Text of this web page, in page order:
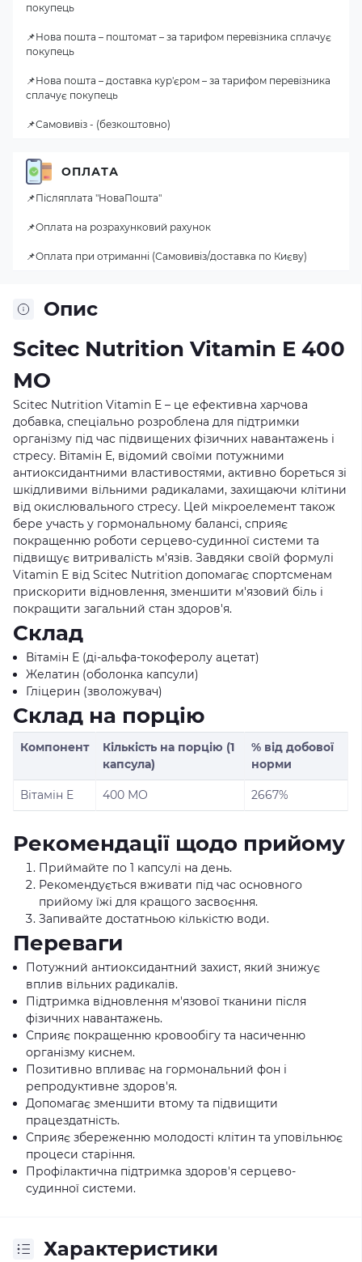
Опис
Scitec Nutrition Vitamin E 400
МО
Scitec Nutrition Vitamin E – це ефективна харчова
добавка, спеціально розроблена для підтримки
організму під час підвищених фізичних навантажень і
стресу. Вітамін Е, відомий своїми потужними
антиоксидантними властивостями, активно бореться зі
шкідливими вільними радикалами, захищаючи клітини
від окислювального стресу. Цей мікроелемент також
бере участь у гормональному балансі, сприяє
покращенню роботи серцево-судинної системи та
підвищує витривалість м'язів. Завдяки своїй формулі
Vitamin E від Scitec Nutrition допомагає спортсменам
прискорити відновлення, зменшити м'язовий біль і
покращити загальний стан здоров'я.
Склад
Вітамін Е (ді-альфа-токоферолу ацетат)
Желатин (оболонка капсули)
Гліцерин (зволожувач)
Склад на порцію
Компонент
Кількість на порцію (1
капсула)
% від добової
норми
Вітамін E 400 МО 2667%
Рекомендації щодо прийому
Приймайте по 1 капсулі на день.
Рекомендується вживати під час основного
прийому їжі для кращого засвоєння.
Запивайте достатньою кількістю води.
Переваги
Потужний антиоксидантний захист, який знижує
вплив вільних радикалів.
Підтримка відновлення м'язової тканини після
фізичних навантажень.
Сприяє покращенню кровообігу та насиченню
організму киснем.
Позитивно впливає на гормональний фон і
репродуктивне здоров'я.
Допомагає зменшити втому та підвищити
працездатність.
Сприяє збереженню молодості клітин та уповільнює
процеси старіння.
Профілактична підтримка здоров'я серцево-
судинної системи.
Характеристики
покупець
📌Нова пошта – поштомат – за тарифом перевізника сплачує
покупець
📌Нова пошта – доставка кур'єром – за тарифом перевізника
сплачує покупець
📌Самовивіз - (безкоштовно)
ОПЛАТА
📌Післяплата "НоваПошта"
📌Оплата на розрахунковий рахунок
📌Оплата при отриманні (Самовивіз/доставка по Києву)